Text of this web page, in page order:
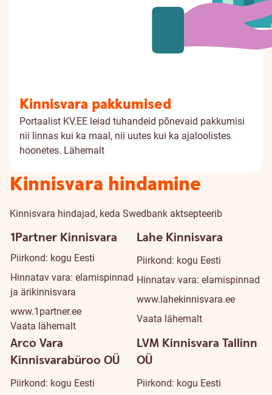
Kinnisvara pakkumised
Portaalist KV.EE leiad tuhandeid põnevaid pakkumisi
nii linnas kui ka maal, nii uutes kui ka ajaloolistes
hoonetes. Lähemalt
Kinnisvara hindamine
Kinnisvara hindajad, keda Swedbank aktsepteerib
1Partner Kinnisvara
Piirkond: kogu Eesti
Hinnatav vara: elamispinnad
ja ärikinnisvara
www.1partner.ee
Vaata lähemalt
Lahe Kinnisvara
Piirkond: kogu Eesti
Hinnatav vara: elamispinnad
www.lahekinnisvara.ee
Vaata lähemalt
Arco Vara
Kinnisvarabüroo OÜ
Piirkond: kogu Eesti
LVM Kinnisvara Tallinn
OÜ
Piirkond: kogu Eesti